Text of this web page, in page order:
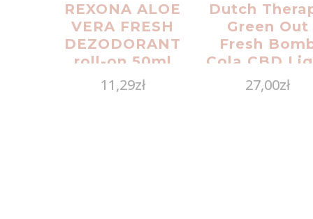
REXONA ALOE
VERA FRESH
DEZODORANT
roll-on 50ml
11,29zł
Dutch
Green Out
Fresh
Cola CBD
Shot 100 ml
27,00zł